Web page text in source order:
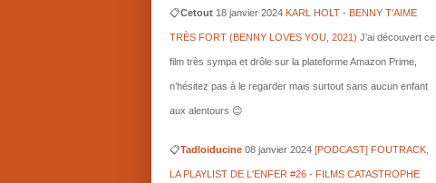
📋Cetout 18 janvier 2024 KARL HOLT - BENNY T'AIME
TRÈS FORT (BENNY LOVES YOU, 2021) J’ai découvert ce
film très sympa et drôle sur la plateforme Amazon Prime,
n’hésitez pas à le regarder mais surtout sans aucun enfant
aux alentours 😉
📋Tadloiducine 08 janvier 2024 [PODCAST] FOUTRACK,
LA PLAYLIST DE L'ENFER #26 - FILMS CATASTROPHE